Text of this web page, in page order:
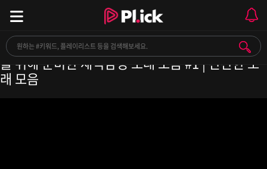
[Playlist] 새벽만 되면 감성이 폭발해 버리는 당신
을 위해 준비한 새벽감성 노래 모음 #1 | 잔잔한 노
래 모음